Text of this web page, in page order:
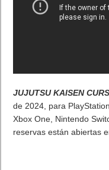
JUJUTSU KAISEN
de 2024, para
Xbox One, Nintendo
reservas están abiertas